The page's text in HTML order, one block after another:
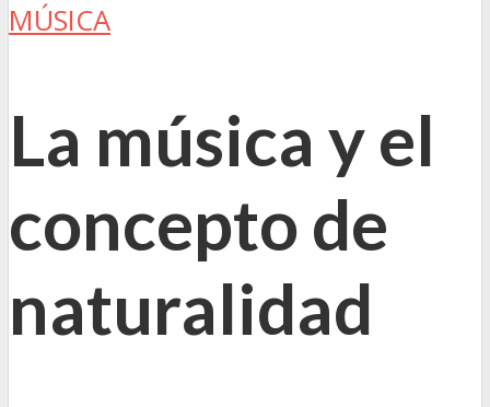
MÚSICA
La música y el
concepto de
naturalidad